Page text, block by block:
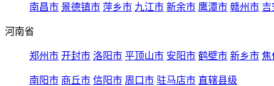
南昌市 景德镇市 萍乡市 九江市 新余市 鹰潭市 赣州市 吉
河南省
郑州市 开封市 洛阳市 平顶山市 安阳市 鹤壁市 新乡市 焦
南阳市 商丘市 信阳市 周口市 驻马店市 直辖县级